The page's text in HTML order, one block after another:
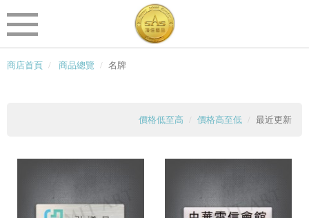
商店首頁 商品總覽 名牌
價格低至高 價格高至低 最近更新